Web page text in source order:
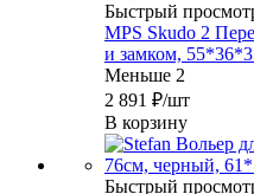
Быстрый
MPS Skudo 2
и замком,
Меньше 2
2 891 ₽/шт
В корзину
Быстрый